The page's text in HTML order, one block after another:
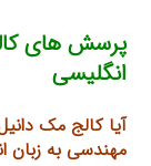
پرسش های
انگلیسی
آیا کالج مک
مهندسی به زبان